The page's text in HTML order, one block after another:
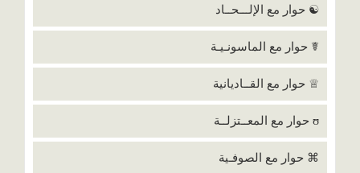
☯ حوار مع الإلـــحــاد
☤ حوار مع الماسونـيـة
♕ حوار مع القــاديانية
ʊ حوار مع المعــتزلــة
⌘ حوار مع الصوفـية